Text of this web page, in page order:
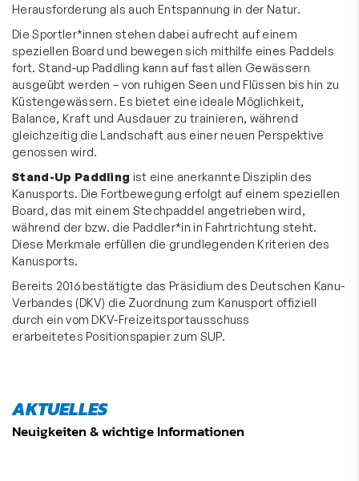
Herausforderung als auch Entspannung in der Natur.
Die Sportler*innen stehen dabei aufrecht auf einem
speziellen Board und bewegen sich mithilfe eines Paddels
fort. Stand-up Paddling kann auf fast allen Gewässern
ausgeübt werden – von ruhigen Seen und Flüssen bis hin zu
Küstengewässern. Es bietet eine ideale Möglichkeit,
Balance, Kraft und Ausdauer zu trainieren, während
gleichzeitig die Landschaft aus einer neuen Perspektive
genossen wird.
Stand-Up Paddling ist eine anerkannte Disziplin des
Kanusports. Die Fortbewegung erfolgt auf einem speziellen
Board, das mit einem Stechpaddel angetrieben wird,
während der bzw. die Paddler*in in Fahrtrichtung steht.
Diese Merkmale erfüllen die grundlegenden Kriterien des
Kanusports.
Bereits 2016 bestätigte das Präsidium des Deutschen Kanu-
Verbandes (DKV) die Zuordnung zum Kanusport offiziell
durch ein vom DKV-Freizeitsportausschuss
erarbeitetes Positionspapier zum SUP.
AKTUELLES
Neuigkeiten & wichtige Informationen